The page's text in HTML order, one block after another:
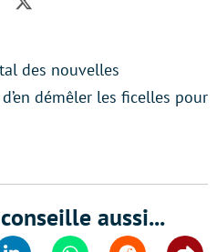
Twitter
des nouvelles
démêler les ficelles pour
aussi...